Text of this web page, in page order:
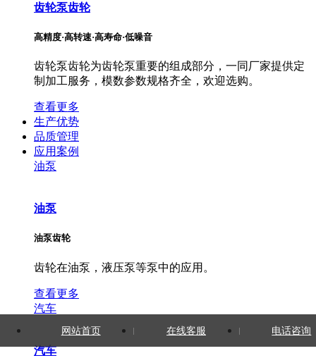
齿轮泵齿轮
高精度·高转速·高寿命·低噪音
齿轮泵齿轮为齿轮泵重要的组成部分，一同厂家提供定
制加工服务，模数参数规格齐全，欢迎选购。
查看更多
生产优势
品质管理
应用案例
油泵
油泵
油泵齿轮
齿轮在油泵，液压泵等泵中的应用。
查看更多
汽车
汽车
网站首页 在线客服 电话咨询